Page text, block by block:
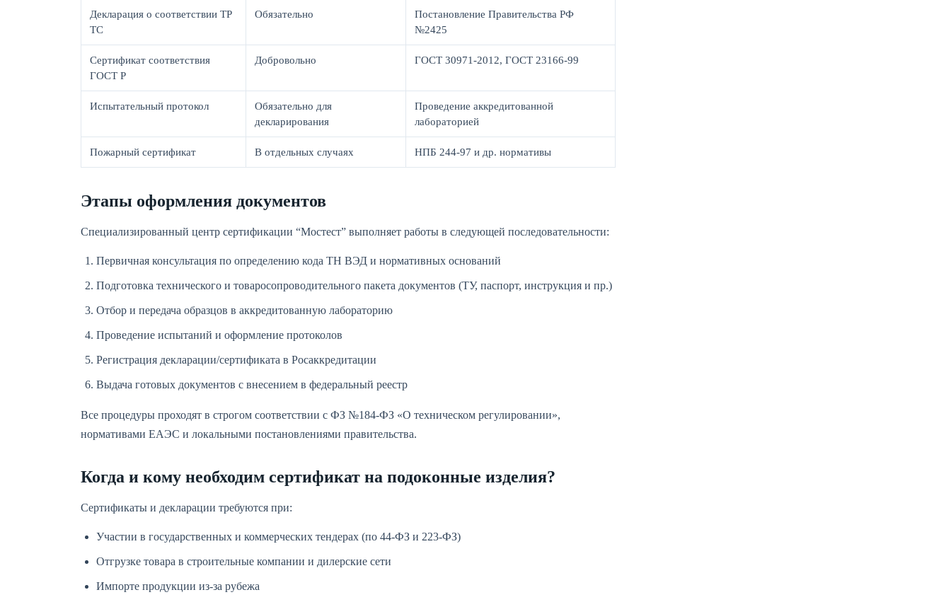
Декларация о соответствии ТР
ТС
Обязательно
Постановление Правительства РФ
№2425
Сертификат соответствия
ГОСТ Р
Добровольно ГОСТ 30971-2012, ГОСТ 23166-99
Испытательный протокол
Обязательно для
декларирования
Проведение аккредитованной
лабораторией
Пожарный сертификат В отдельных случаях НПБ 244-97 и др. нормативы
Этапы оформления документов
Специализированный центр сертификации “Мостест” выполняет работы в следующей последовательности:
Первичная консультация по определению кода ТН ВЭД и нормативных оснований
Подготовка технического и товаросопроводительного пакета документов (ТУ, паспорт, инструкция и пр.)
Отбор и передача образцов в аккредитованную лабораторию
Проведение испытаний и оформление протоколов
Регистрация декларации/сертификата в Росаккредитации
Выдача готовых документов с внесением в федеральный реестр
Все процедуры проходят в строгом соответствии с ФЗ №184-ФЗ «О техническом регулировании»,
нормативами ЕАЭС и локальными постановлениями правительства.
Когда и кому необходим сертификат на подоконные изделия?
Сертификаты и декларации требуются при:
Участии в государственных и коммерческих тендерах (по 44-ФЗ и 223-ФЗ)
Отгрузке товара в строительные компании и дилерские сети
Импорте продукции из-за рубежа